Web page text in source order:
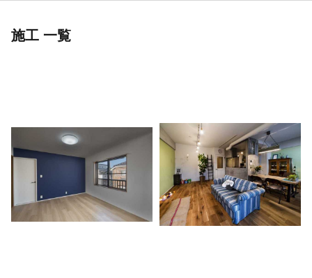
施工 一覧